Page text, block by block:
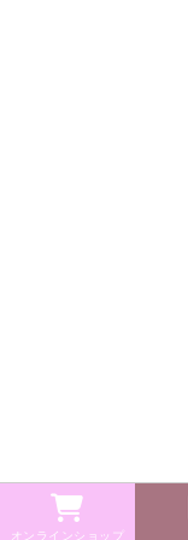
オンラインショップ